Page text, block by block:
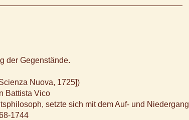
der Gegenstände.
Nuova, 1725])
Battista Vico
setzte sich mit dem Auf- und Niedergang
1744